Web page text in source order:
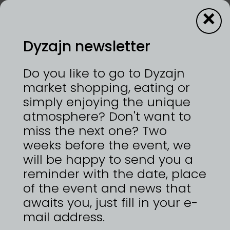
14—15/12/2024 | VÝSTAVIŠTĚ PRAHA, HOLEŠOVICE
Jsme manželé Ester a Michael Schmidtovi, kteří se
nadchli do vyrábění produktů v souladu s
přírodou. Za domem jsme si zasadili malé políčko
levandule, na které používáme pouze ekologické
prostředky. Díky touze tvořit a rozdávat radost z
přírody jsme se rozhodli založit Rozvoněno.
Produkty vyrábíme ručně a každý kus je originál.
Máme ohromnou radost, když je výsledek
„rozvoněn“ přírodou. Zároveň myslíme na celou
cestu našich produktů a děláme vše pro to, aby
výrobek od samého počátku přes distribuci po
likvidaci co nejméně zatěžoval naši Zemi.
Zaměřujeme se na výrobu svíček ze 100%
přírodních vosků; kokosového a sójového,
Dyzajn newsletter
Do you like to go to Dyzajn
market shopping, eating or
simply enjoying the unique
atmosphere? Don't want to
miss the next one? Two
weeks before the event, we
will be happy to send you a
reminder with the date, place
of the event and news that
awaits you, just fill in your e-
mail address.
×